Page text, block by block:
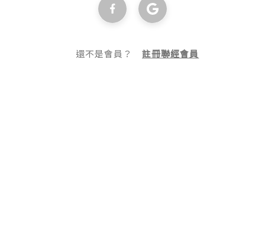
還不是會員？註冊聯經會員